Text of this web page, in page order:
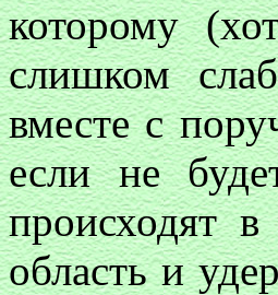
которому
слишком
вместе с
если не
происходят
область и